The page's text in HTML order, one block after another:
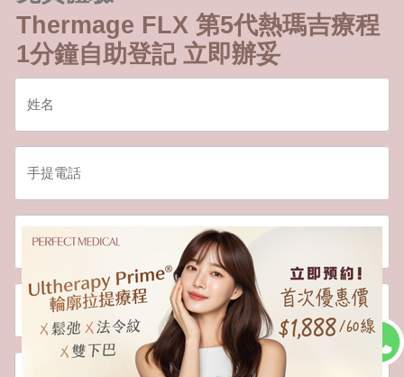
Thermage FLX 第5代熱瑪吉療程
1分鐘自助登記 立即辦妥